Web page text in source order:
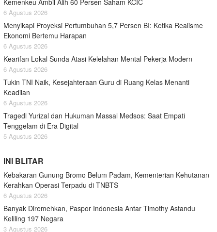
Kemenkeu Ambil Alih 60 Persen Saham KCIC
6 Agustus 2026
Menyikapi Proyeksi Pertumbuhan 5,7 Persen BI: Ketika Realisme
Ekonomi Bertemu Harapan
6 Agustus 2026
Kearifan Lokal Sunda Atasi Kelelahan Mental Pekerja Modern
6 Agustus 2026
Tukin TNI Naik, Kesejahteraan Guru di Ruang Kelas Menanti
Keadilan
6 Agustus 2026
Tragedi Yurizal dan Hukuman Massal Medsos: Saat Empati
Tenggelam di Era Digital
5 Agustus 2026
INI BLITAR
Kebakaran Gunung Bromo Belum Padam, Kementerian Kehutanan
Kerahkan Operasi Terpadu di TNBTS
6 Agustus 2026
Banyak Diremehkan, Paspor Indonesia Antar Timothy Astandu
Keliling 197 Negara
3 Agustus 2026